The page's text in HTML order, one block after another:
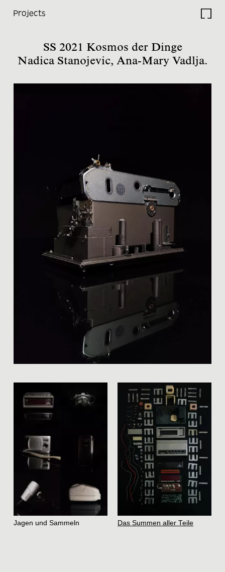
Projects
Studio
Electives
Home
raumundgestalt@tugraz.at
+43 316 873-6481
SS 2021 Kosmos der Dinge
Nadica Stanojevic, Ana-Mary Vadlja.
Jagen und Sammeln Das Summen aller Teile